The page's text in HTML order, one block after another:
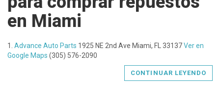
en Miami
1. Advance Auto Parts 1925 NE 2nd Ave Miami, FL 33137Ver en
Google Maps (305) 576-2090
CONTINUAR LEYENDO